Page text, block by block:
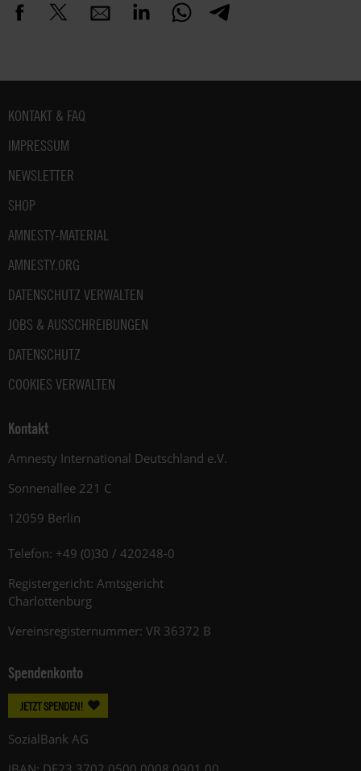
Fußbereich
KONTAKT & FAQ
IMPRESSUM
NEWSLETTER
SHOP
AMNESTY-MATERIAL
AMNESTY.ORG
DATENSCHUTZ VERWALTEN
JOBS & AUSSCHREIBUNGEN
DATENSCHUTZ
COOKIES VERWALTEN
Kontakt
Amnesty International Deutschland e.V.
Sonnenallee 221 C
12059 Berlin
Telefon: +49 (0)30 / 420248-0
Registergericht: Amtsgericht
Charlottenburg
Vereinsregisternummer: VR 36372 B
Spendenkonto
JETZT SPENDEN!
SozialBank AG